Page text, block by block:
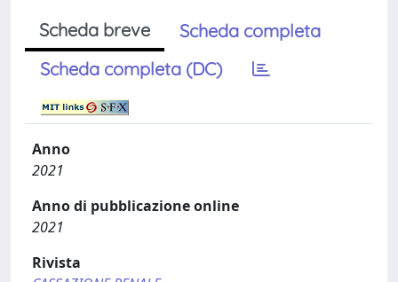
Scheda breve
Scheda completa
Scheda completa (DC)
Anno
2021
Anno di pubblicazione online
2021
Rivista